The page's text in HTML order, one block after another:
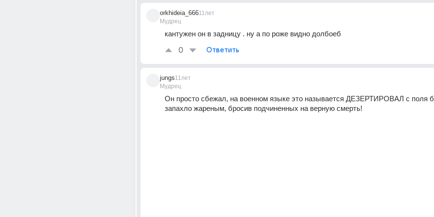
orkhideia_666
Мудрец
11лет
кантужен он в задницу . ну а по роже видно долбоеб
0 Ответить
jungs
Мудрец
11лет
Он просто сбежал, на военном языке это называется ДЕЗЕРТИРОВАЛ с поля
запахло жареным, бросив подчиненных на верную смерть!